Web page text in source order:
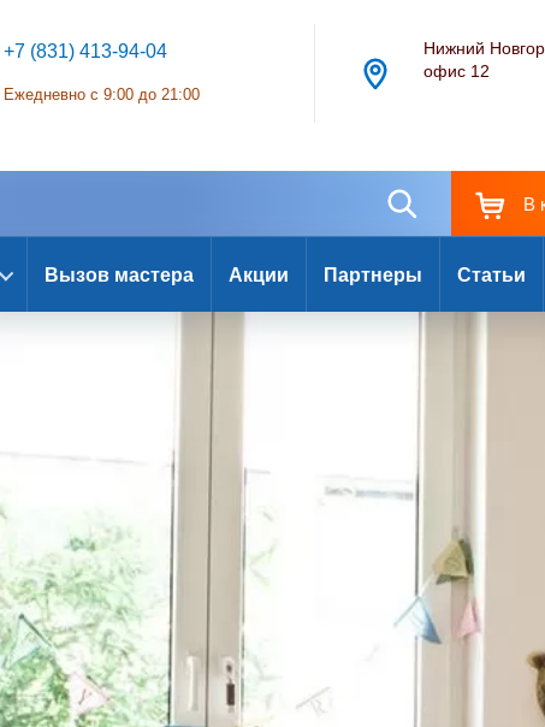
+7 (831) 413-94-04
Ежедневно с 9:00 до 21:00
Нижний
офис 12
В
Вызов мастера Акции Партнеры Статьи